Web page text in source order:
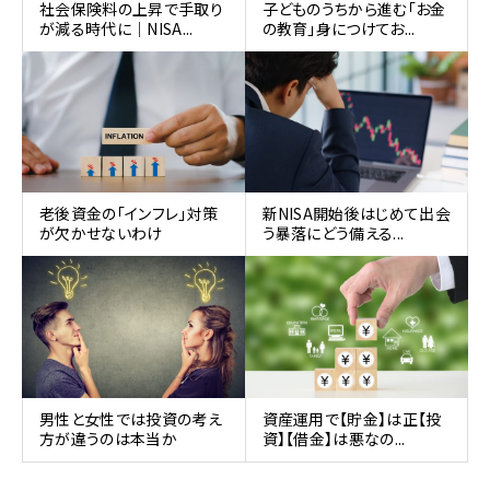
社会保険料の上昇で手取り
が減る時代に｜NISA...
子どものうちから進む「お金
の教育」身につけてお...
老後資金の「インフレ」対策
が欠かせないわけ
新NISA開始後はじめて出会
う暴落にどう備える...
男性と女性では投資の考え
方が違うのは本当か
資産運用で【貯金】は正【投
資】【借金】は悪なの...